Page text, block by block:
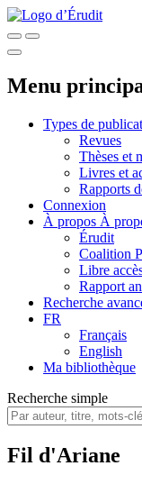
Menu
Types de
Revues
Thèses et
Livres et
Rapports
Connexion
À propos À
Érudit
Coalition
Libre
Rapport
Recherche
FR
Français
English
Ma bibliothèque
Recherche simple
Fil d'Ariane